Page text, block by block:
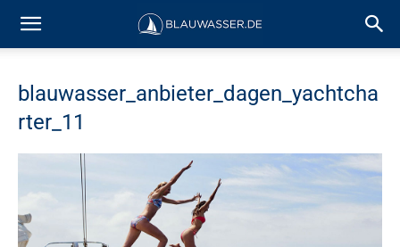
blauwasser_anbieter_dagen_yachtcha
rter_11